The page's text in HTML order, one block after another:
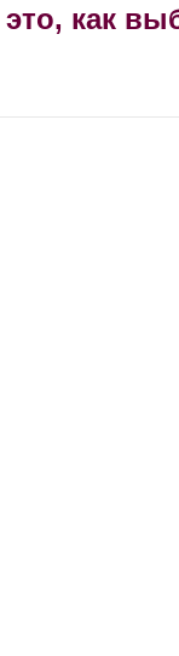
как